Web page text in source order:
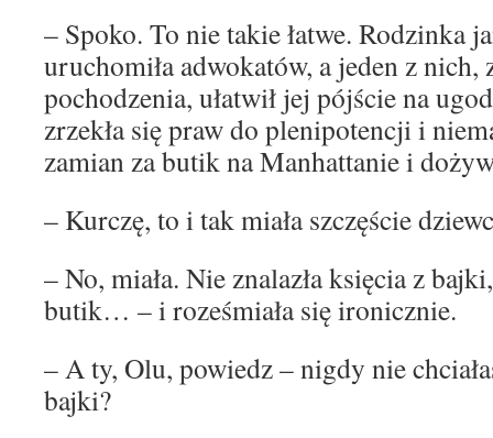
– Spoko. To nie takie łatwe. Rodzinka
uruchomiła adwokatów, a jeden z nich,
pochodzenia, ułatwił jej pójście na
zrzekła się praw do plenipotencji i
zamian za butik na Manhattanie i
– Kurczę, to i tak miała szczęście
– No, miała. Nie znalazła księcia z
butik… – i roześmiała się ironicznie.
– A ty, Olu, powiedz – nigdy nie
bajki?